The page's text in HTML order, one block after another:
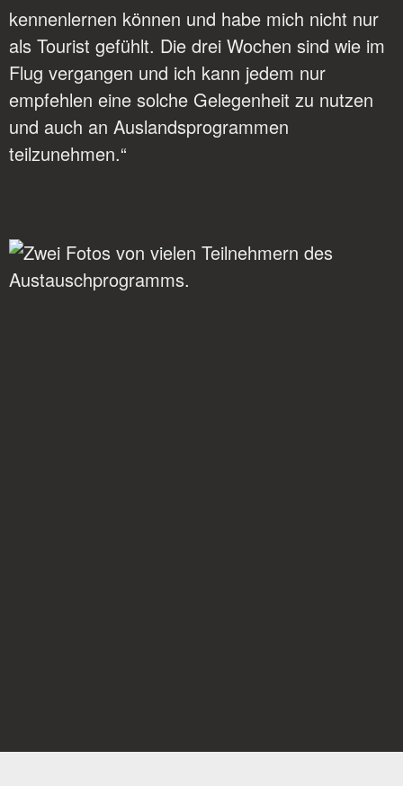
kennenlernen können und habe mich nicht nur
als Tourist gefühlt. Die drei Wochen sind wie im
Flug vergangen und ich kann jedem nur
empfehlen eine solche Gelegenheit zu nutzen
und auch an Auslandsprogrammen
teilzunehmen.“